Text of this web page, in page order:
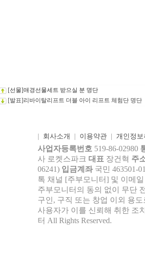
[선물]애경선물세트 받으실 분 명단
[발표]리바이탈리프트 더블 아이 리프트 체험단 명단
회사소개 이용약관| 개인정보
사업자등록번호 519-86-02980
사 로켓스파크 대표 장건혁 주
06241) 입금계좌 국민 463501-
톡 채널 [주부모니터] 및 이메일
주부모니터의 동의 없이 무단
구인, 구직 또는 창업 이외 용
사용자가 이를 신뢰해 취한 조
터 All Rights Reserved.